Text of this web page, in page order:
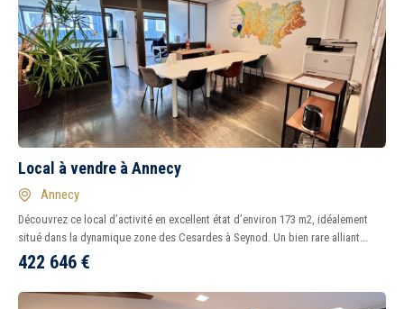
Local à vendre à Annecy
Annecy
Découvrez ce local d’activité en excellent état d’environ 173 m2, idéalement
situé dans la dynamique zone des Cesardes à Seynod. Un bien rare alliant...
422 646 €